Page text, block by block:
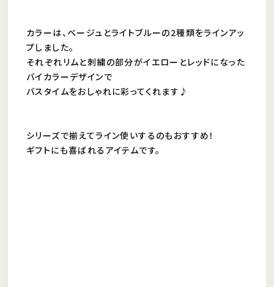
カラーは、ベージュとライトブルーの2種類をラインアッ
プしました。
それぞれリムと刺繍の部分がイエローとレッドになった
バイカラーデザインで
バスタイムをおしゃれに彩ってくれます♪
シリーズで揃えてライン使いするのもおすすめ！
ギフトにも喜ばれるアイテムです。